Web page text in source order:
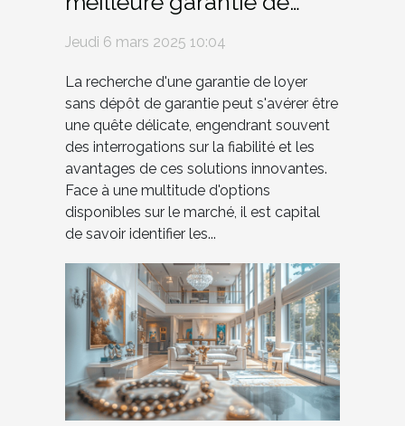
loyer flexible et sans
dépôt
Jeudi 6 mars 2025 10:04
La recherche d'une garantie de loyer
sans dépôt de garantie peut s'avérer être
une quête délicate, engendrant souvent
des interrogations sur la fiabilité et les
avantages de ces solutions innovantes.
Face à une multitude d'options
disponibles sur le marché, il est capital
de savoir identifier les...